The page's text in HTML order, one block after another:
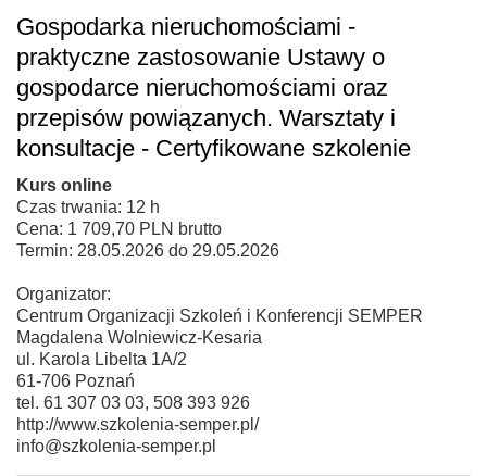
Gospodarka nieruchomościami -
praktyczne zastosowanie Ustawy o
gospodarce nieruchomościami oraz
przepisów powiązanych. Warsztaty i
konsultacje - Certyfikowane szkolenie
Kurs online
Czas trwania: 12 h
Cena: 1 709,70 PLN brutto
Termin: 28.05.2026 do 29.05.2026
Organizator:
Centrum Organizacji Szkoleń i Konferencji SEMPER
Magdalena Wolniewicz-Kesaria
ul. Karola Libelta 1A/2
61-706 Poznań
tel. 61 307 03 03, 508 393 926
http://www.szkolenia-semper.pl/
info@szkolenia-semper.pl